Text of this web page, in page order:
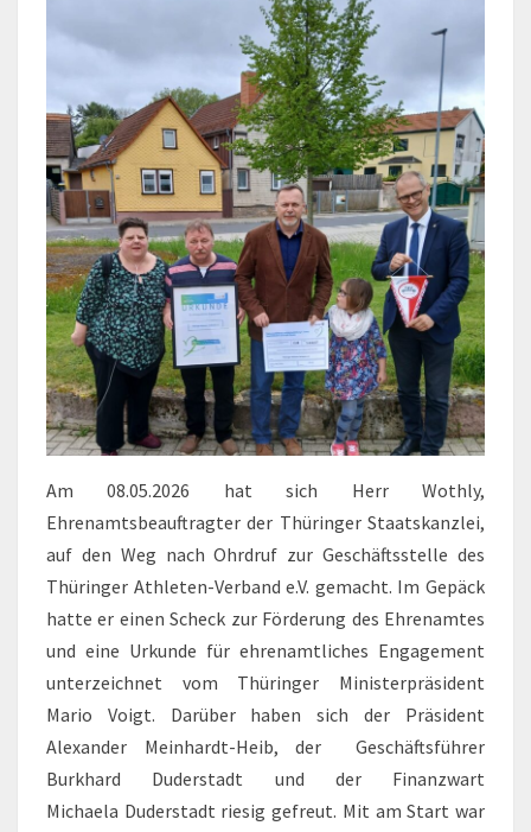
Am 08.05.2026 hat sich Herr Wothly,
Ehrenamtsbeauftragter der Thüringer Staatskanzlei,
auf den Weg nach Ohrdruf zur Geschäftsstelle des
Thüringer Athleten-Verband e.V. gemacht. Im Gepäck
hatte er einen Scheck zur Förderung des Ehrenamtes
und eine Urkunde für ehrenamtliches Engagement
unterzeichnet vom Thüringer Ministerpräsident
Mario Voigt. Darüber haben sich der Präsident
Alexander Meinhardt-Heib, der Geschäftsführer
Burkhard Duderstadt und der Finanzwart
Michaela Duderstadt riesig gefreut. Mit am Start war